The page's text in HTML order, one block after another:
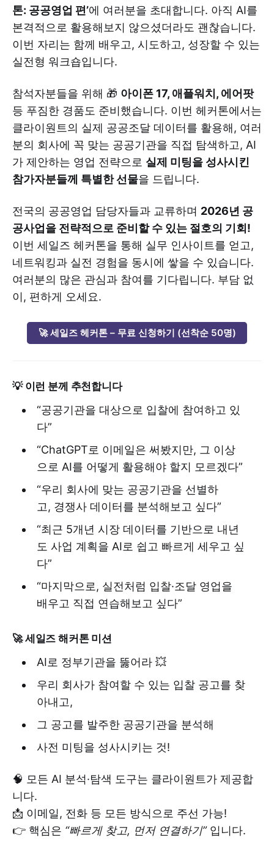
톤: 공공영업 편’에 여러분을 초대합니다. 아직 AI를
본격적으로 활용해보지 않으셨더라도 괜찮습니다.
이번 자리는 함께 배우고, 시도하고, 성장할 수 있는
실전형 워크숍입니다.
참석자분들을 위해 🎁 아이폰 17, 애플워치, 에어팟
등 푸짐한 경품도 준비했습니다. 이번 헤커톤에서는
클라이원트의 실제 공공조달 데이터를 활용해, 여러
분의 회사에 꼭 맞는 공공기관을 직접 탐색하고, AI
가 제안하는 영업 전략으로 실제 미팅을 성사시킨
참가자분들께 특별한 선물을 드립니다.
전국의 공공영업 담당자들과 교류하며 2026년 공
공사업을 전략적으로 준비할 수 있는 절호의 기회!
이번 세일즈 헤커톤을 통해 실무 인사이트를 얻고,
네트워킹과 실전 경험을 동시에 쌓을 수 있습니다.
여러분의 많은 관심과 참여를 기다립니다. 부담 없
이, 편하게 오세요.
🚀 세일즈 헤커톤 – 무료 신청하기 (선착순 50명)
​💡 이런 분께 추천합니다
​“공공기관을 대상으로 입찰에 참여하고 있
다”
​“ChatGPT로 이메일은 써봤지만, 그 이상
으로 AI를 어떻게 활용해야 할지 모르겠다”
​“우리 회사에 맞는 공공기관을 선별하
고, 경쟁사 데이터를 분석해보고 싶다”
​“최근 5개년 시장 데이터를 기반으로 내년
도 사업 계획을 AI로 쉽고 빠르게 세우고 싶
다”
​“마지막으로, 실전처럼 입찰·조달 영업을
배우고 직접 연습해보고 싶다”
​🚀세일즈 해커톤 미션
AI로 정부기관을 뚫어라 💥
우리 회사가 참여할 수 있는 입찰 공고를 찾
아내고,
그 공고를 발주한 공공기관을 분석해
사전 미팅을 성사시키는 것!
🧠 모든 AI 분석·탐색 도구는 클라이원트가 제공합
니다.
📩 이메일, 전화 등 모든 방식으로 주선 가능!
👉 핵심은 “빠르게 찾고, 먼저 연결하기”입니다.